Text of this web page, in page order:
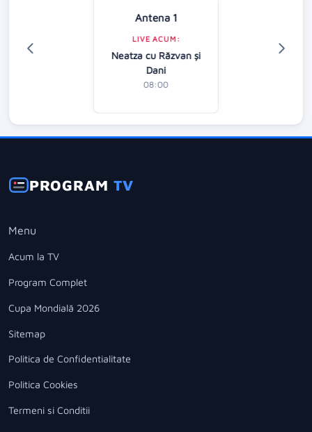
Antena 1
LIVE ACUM:
Neatza cu Răzvan şi
Dani
08:00
PROGRAMTV
Menu
Acum la TV
Program Complet
Cupa Mondială 2026
Sitemap
Politica de Confidentialitate
Politica Cookies
Termeni si Conditii